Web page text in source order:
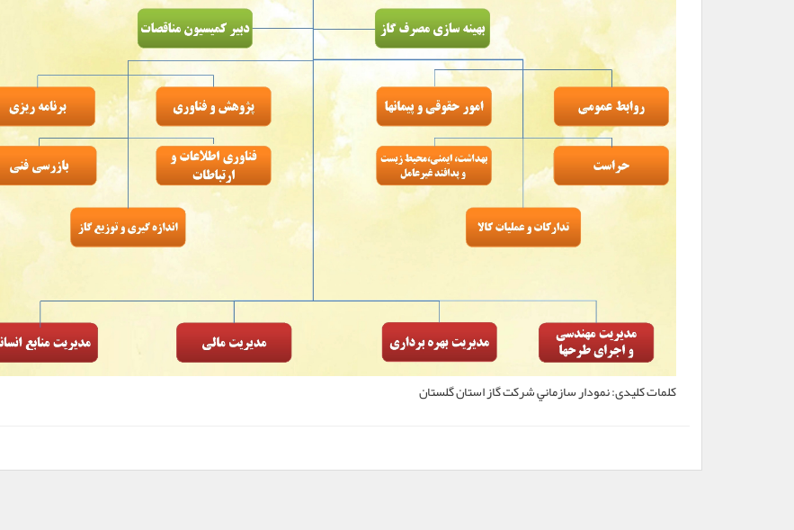
کلمات کلیدی:نمودار سازماني شرکت گاز استان گلستان